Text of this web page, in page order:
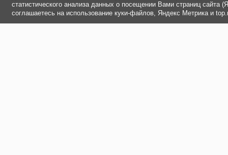
статистического анализа данных о посещении Вами страниц
соглашаетесь на использование куки-файлов, Яндекс Метрика и